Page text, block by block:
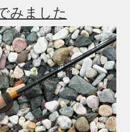
みました